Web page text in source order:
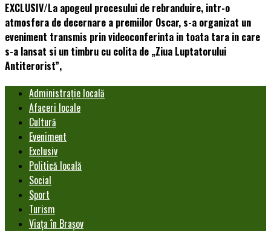
EXCLUSIV/La apogeul procesului de rebranduire, intr-o
atmosfera de decernare a premiilor Oscar, s-a organizat un
eveniment transmis prin videoconferinta in toata tara in care
s-a lansat si un timbru cu colita de „Ziua Luptatorului
Antiterorist”,
Administrație locală
Afaceri locale
Cultură
Eveniment
Exclusiv
Politică locală
Social
Sport
Turism
Viața în Brașov